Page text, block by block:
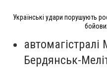
Українські удари порушують
Бердянськ-